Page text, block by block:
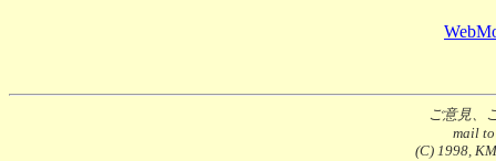
ご意見、
mail
(C) 1998,